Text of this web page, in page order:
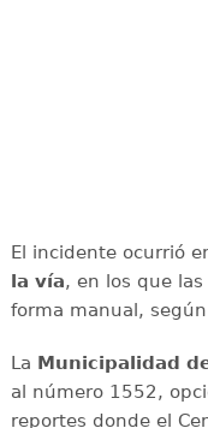
El incidente ocurrió
la vía, en los que
forma manual,
La Municipalidad
al número 1552,
reportes donde el